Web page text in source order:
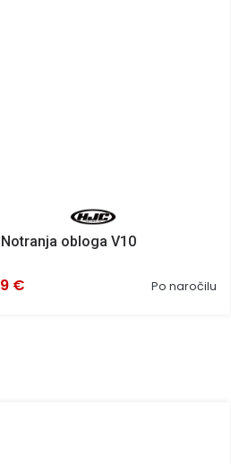
obloga V10
Po naročilu
€